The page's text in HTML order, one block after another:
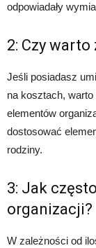
odpowiadały
2: Czy warto
Jeśli posiadasz
na kosztach,
elementów
dostosować
rodziny.
3: Jak
organizacji?
W zależności od